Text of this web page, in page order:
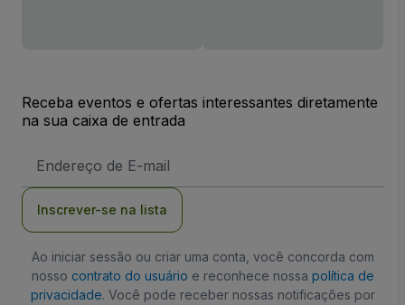
Receba eventos e ofertas interessantes diretamente
na sua caixa de entrada
de
Inscrever-se na lista
Ao iniciar sessão ou criar uma conta, você concorda com
nosso contrato do usuário e reconhece nossa política de
privacidade. Você pode receber nossas notificações por